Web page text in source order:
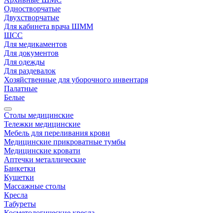
Одностворчатые
Двухстворчатые
Для кабинета врача ШММ
ШСС
Для медикаментов
Для документов
Для одежды
Для раздевалок
Хозяйственные для уборочного инвентаря
Палатные
Белые
Столы медицинские
Тележки медицинские
Мебель для переливания крови
Медицинские прикроватные тумбы
Медицинские кровати
Аптечки металлические
Банкетки
Кушетки
Массажные столы
Кресла
Табуреты